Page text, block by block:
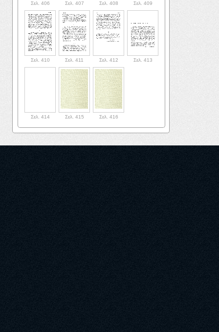
Σελ. 406 Σελ. 407 Σελ. 408 Σελ. 409
Σελ. 410 Σελ. 411 Σελ. 412 Σελ. 413
Σελ. 414 Σελ. 415 Σελ. 416